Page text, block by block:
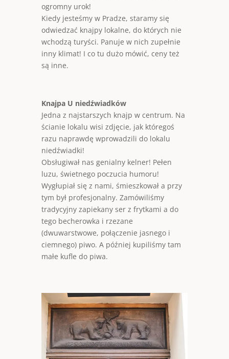
ogromny urok!
Kiedy jesteśmy w Pradze, staramy się
odwiedzać knajpy lokalne, do których nie
wchodzą turyści. Panuje w nich zupełnie
inny klimat! I co tu dużo mówić, ceny też
są inne.
Knajpa U niedźwiadków
Jedna z najstarszych knajp w centrum. Na
ścianie lokalu wisi zdjęcie, jak któregoś
razu naprawdę wprowadzili do lokalu
niedźwiadki!
Obsługiwał nas genialny kelner! Pełen
luzu, świetnego poczucia humoru!
Wygłupiał się z nami, śmieszkował a przy
tym był profesjonalny. Zamówiliśmy
tradycyjny zapiekany ser z frytkami a do
tego becherowka i rzezane
(dwuwarstwowe, połączenie jasnego i
ciemnego) piwo. A później kupiliśmy tam
małe kufle do piwa.